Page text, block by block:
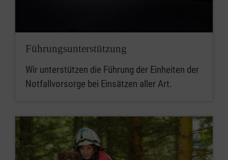
Führungs­unterstützung
Wir unterstützen die Führung der Einheiten der
Notfallvorsorge bei Einsätzen aller Art.